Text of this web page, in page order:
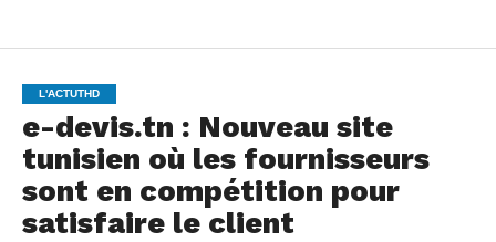
L'ACTUTHD
e-devis.tn : Nouveau site
tunisien où les fournisseurs
sont en compétition pour
satisfaire le client